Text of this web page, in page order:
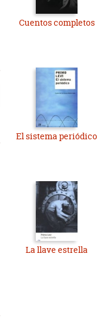
Cuentos completos
El sistema periódico
La llave estrella